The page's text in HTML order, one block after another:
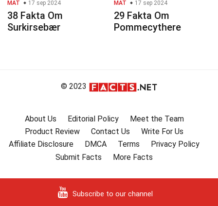
MAT 17 sep 2024
38 Fakta Om
Surkirsebær
MAT 17 sep 2024
29 Fakta Om
Pommecythere
© 2023
About Us Editorial Policy
Meet the Team
Product Review
Contact Us
Write For Us
Affiliate Disclosure
DMCA Terms
Privacy Policy
Submit Facts
More Facts
Subscribe to our channel